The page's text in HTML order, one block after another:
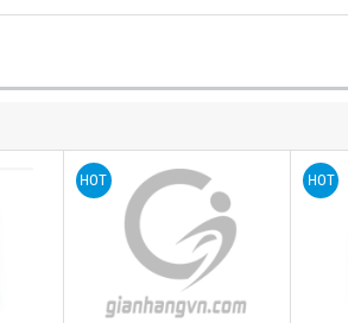
HOT HOT